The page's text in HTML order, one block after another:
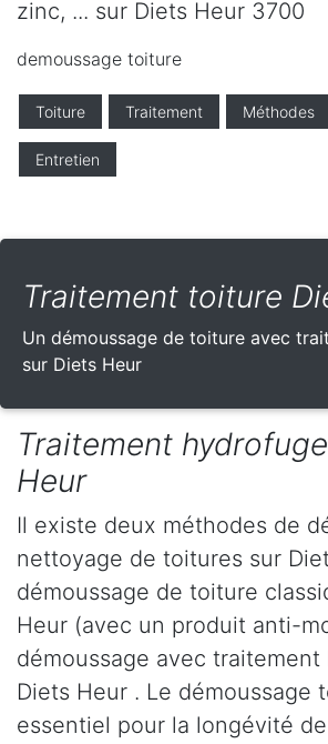
zinc, ... sur Diets Heur 3700
demoussage toiture
Toiture Traitement Méthodes
Entretien
Traitement toiture
Un démoussage de toiture avec
sur Diets Heur
Traitement
Heur
Il existe deux méthodes de
nettoyage de toitures sur
démoussage de toiture
Heur (avec un produit anti-
démoussage avec
Diets Heur . Le démoussage
essentiel pour la longévité